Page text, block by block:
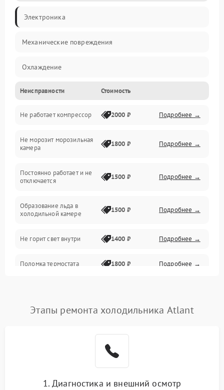
Электроника
Механические повреждения
Охлаждение
Механика
Электропитание
Дренаж
Неисправности Стоимость
Не работает компрессор 2000 ₽ Подробнее →
Не морозит морозильная
камера
1800 ₽ Подробнее →
Постоянно работает и не
отключается
1500 ₽ Подробнее →
Образование льда в
холодильной камере
1500 ₽ Подробнее →
Не горит свет внутри 1400 ₽ Подробнее →
Поломка термостата 1800 ₽ Подробнее →
Поломка системы No Frost 2600 ₽ Подробнее →
Этапы ремонта холодильника Atlant
1. Диагностика и внешний осмотр